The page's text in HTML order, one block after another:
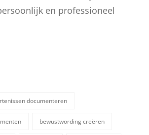
en professioneel
documenteren
bewustwording creëren